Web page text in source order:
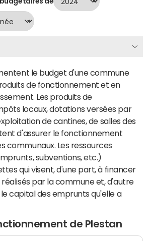
le budget d'une commune
de fonctionnement et en
Les produits de
locaux, dotations versées par
de cantines, de salles des
d'assurer le fonctionnement
communaux. Les ressources
subventions, etc.)
qui visent, d'une part, à financer
réalisés par la commune et, d'autre
capital des emprunts qu'elle a
de Plestan